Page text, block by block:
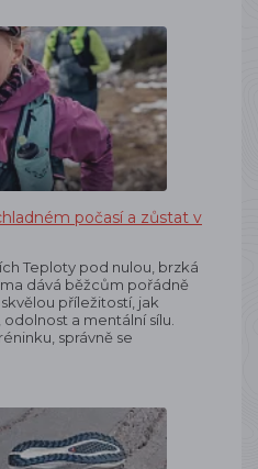
počasí a zůstat v
Teploty pod nulou, brzká
dává běžcům pořádně
příležitostí, jak
a mentální sílu.
správně se